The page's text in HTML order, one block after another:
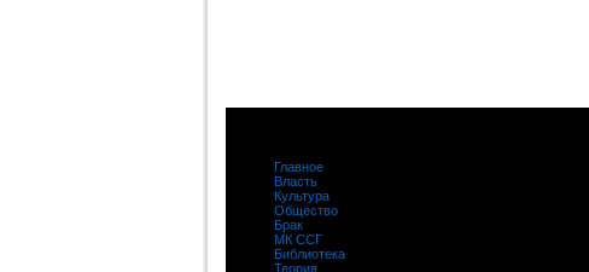
Главное
Власть
Культура
Общество
Брак
МК ССГ
Библиотека
Теория